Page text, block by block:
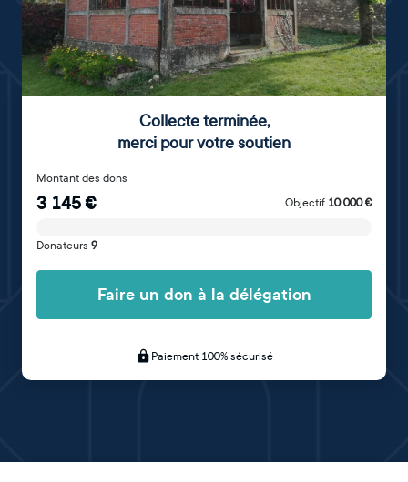
Collecte terminée,
merci pour votre soutien
Montant des dons
3 145€ Objectif 10 000€
Donateurs 9
Faire un don à la délégation
Paiement 100% sécurisé